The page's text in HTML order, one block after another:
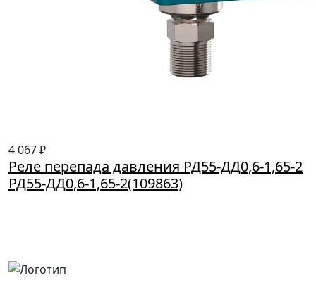
4 067 ₽
Реле перепада давления РД55-ДД0,6-1,65-2
РД55-ДД0,6-1,65-2(109863)